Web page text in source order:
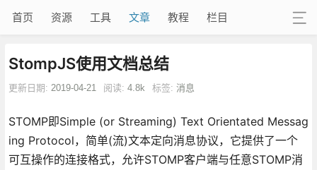
首页 资源 工具 文章 教程 栏目
StompJS使用文档总结
更新日期: 2019-04-21 阅读: 4.8k 标签: 消息
STOMP即Simple (or Streaming) Text Orientated Messag
ing Protocol，简单(流)文本定向消息协议，它提供了一个
可互操作的连接格式，允许STOMP客户端与任意STOMP消